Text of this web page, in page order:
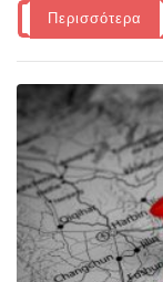
Περισσότερα